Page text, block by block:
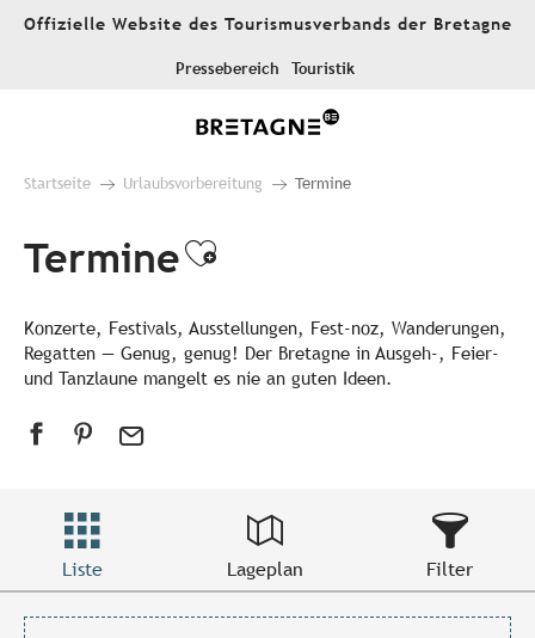
AllerOffizielle Website des Tourismusverbands der Bretagne
Pressebereich Touristik
Startseite Urlaubsvorbereitung Termine
TermineAjouter aux
Konzerte, Festivals, Ausstellungen, Fest-noz, Wanderungen,
Regatten — Genug, genug! Der Bretagne in Ausgeh-, Feier-
und Tanzlaune mangelt es nie an guten Ideen.
Liste Lageplan Filter